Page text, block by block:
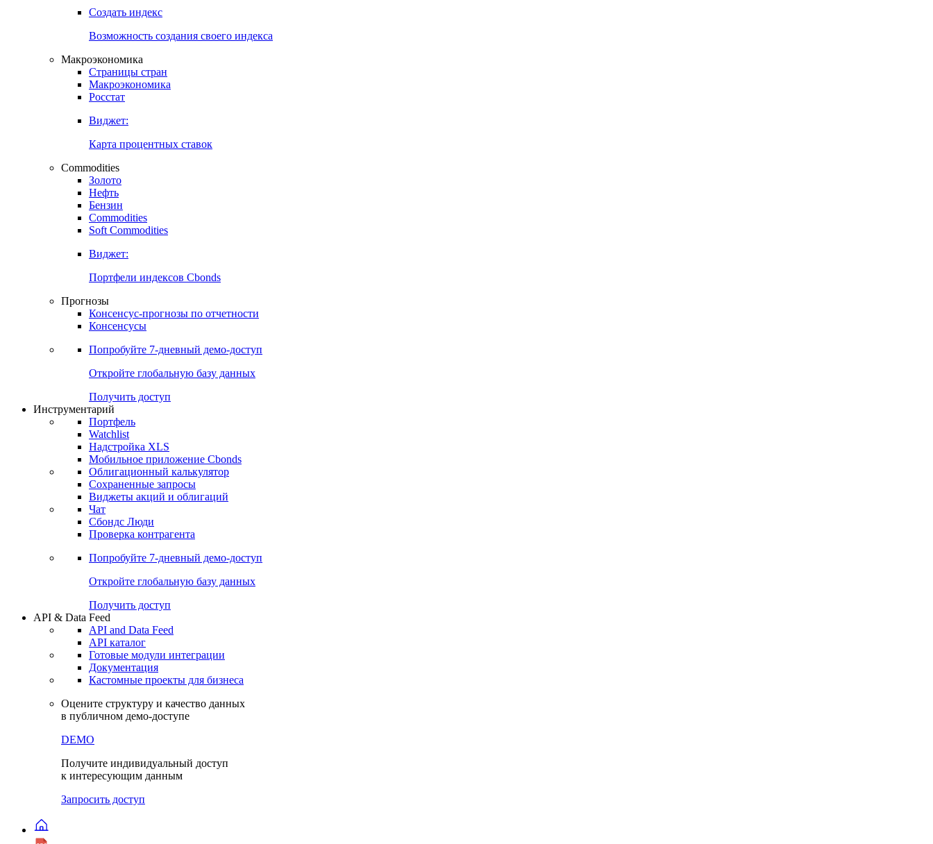
Курсы валют Центральных Банков
Курсы валют Forex
Ставки центральных банков
Создать индекс
Возможность создания своего индекса
Макроэкономика
Страницы стран
Макроэкономика
Росстат
Виджет:
Карта процентных ставок
Commodities
Золото
Нефть
Бензин
Commodities
Soft Commodities
Виджет:
Портфели индексов Cbonds
Прогнозы
Консенсус-прогнозы по отчетности
Консенсусы
Попробуйте7-дневный
Откройте глобальную базу данных
Получить доступ
Инструментарий
Портфель
Watchlist
Надстройка XLS
Мобильное приложение Cbonds
Облигационный калькулятор
Сохраненные запросы
Виджеты акций и облигаций
Чат
Сбондс Люди
Проверка контрагента
Попробуйте7-дневный
Откройте глобальную базу данных
Получить доступ
API & Data Feed
API and Data Feed
API каталог
Документация
Кастомные проекты для бизнеса
Оцените структуру и качество данных
в публичном демо-доступе
DEMO
Получите индивидуальный доступ